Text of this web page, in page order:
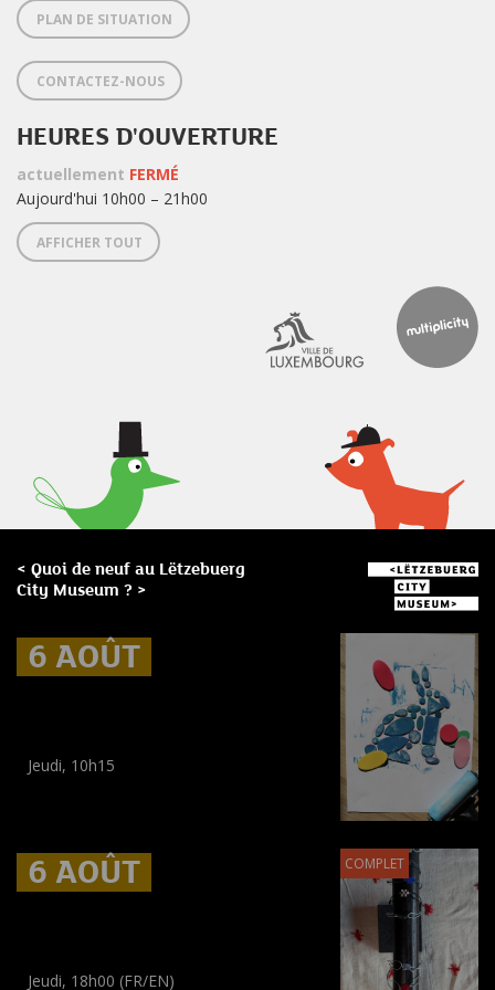
PLAN DE SITUATION
CONTACTEZ-NOUS
HEURES D'OUVERTURE
actuellement FERMÉ
Aujourd'hui 10h00 – 21h00
AFFICHER TOUT
< Quoi de neuf au Lëtzebuerg
City Museum ? >
6 AOÛT
6 AOÛT
6 AOÛT
Jeudi, 10h15
6 AOÛT
6 AOÛT
6 AOÛT COMPLET
Jeudi, 18h00 (FR/EN)